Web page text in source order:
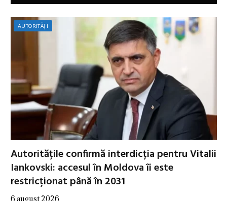
AUTORITĂȚI
Autoritățile confirmă interdicția pentru Vitalii
Iankovski: accesul în Moldova îi este
restricționat până în 2031
6 august 2026